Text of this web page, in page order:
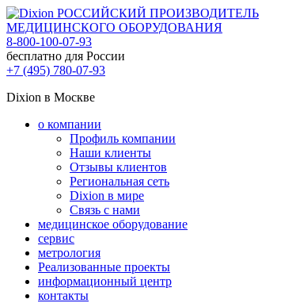
РОССИЙСКИЙ ПРОИЗВОДИТЕЛЬ
МЕДИЦИНСКОГО ОБОРУДОВАНИЯ
8-800-100-07-93
бесплатно для России
+7 (495) 780-07-93
Dixion в Москве
о компании
Профиль компании
Наши клиенты
Отзывы клиентов
Региональная сеть
Dixion в мире
Связь с нами
медицинское оборудование
сервис
метрология
Реализованные проекты
информационный центр
контакты